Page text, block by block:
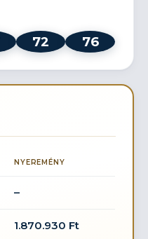
72 76
NYEREMÉNY
–
1.870.930 Ft